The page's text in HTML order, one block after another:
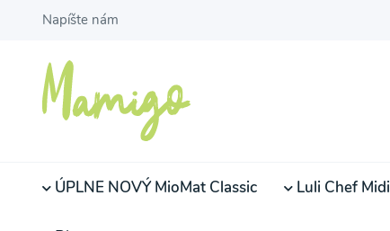
Napíšte nám
ÚPLNE NOVÝ MioMat Classic Luli Chef Midi